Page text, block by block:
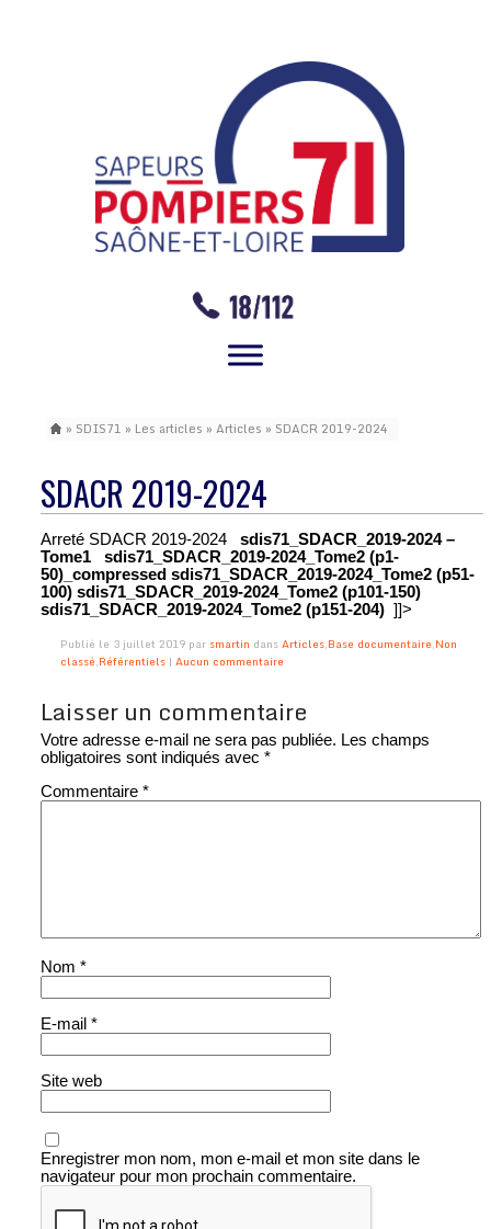
» SDIS71 » Les articles » Articles » SDACR 2019-2024
SDACR 2019-2024
Arreté SDACR 2019-2024sdis71_SDACR_2019-2024 –
Tome1
sdis71_SDACR_2019-2024_Tome2 (p1-
50)_compressed sdis71_SDACR_2019-2024_Tome2 (p51-
100) sdis71_SDACR_2019-2024_Tome2 (p101-150)
sdis71_SDACR_2019-2024_Tome2 (p151-204) ]]>
Publié le 3 juillet 2019 par smartin dansArticles,Base documentaire,Non
classé,Référentiels |Aucun commentaire
Laisser un commentaire
Votre adresse e-mail ne sera pas publiée. Les champs
obligatoires sont indiqués avec*
Commentaire*
Nom*
E-mail*
Site web
Enregistrer mon nom, mon e-mail et mon site dans le
navigateur pour mon prochain commentaire.